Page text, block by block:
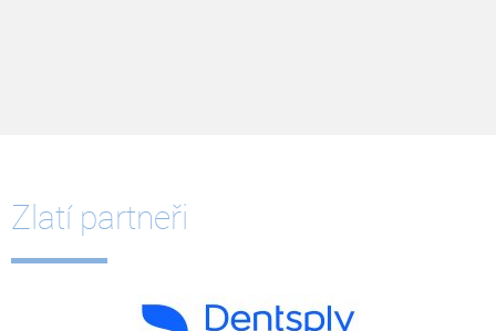
Zlatí partneři